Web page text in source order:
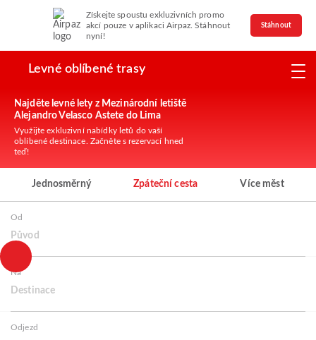
Získejte spoustu exkluzivních promo
akcí pouze v aplikaci Airpaz. Stáhnout
nyní!
Stáhnout
Levné oblíbené trasy
Najděte levné lety z Mezinárodní letiště
Alejandro Velasco Astete do Lima
Využijte exkluzivní nabídky letů do vaší
oblíbené destinace. Začněte s rezervací hned
teď!
Jednosměrný Zpáteční cesta Více měst
Od
Původ
Na
Destinace
Odjezd